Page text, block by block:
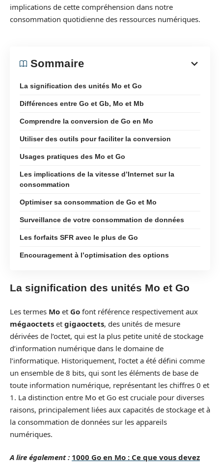
implications de cette compréhension dans notre
consommation quotidienne des ressources numériques.
Sommaire
La signification des unités Mo et Go
Différences entre Go et Gb, Mo et Mb
Comprendre la conversion de Go en Mo
Utiliser des outils pour faciliter la conversion
Usages pratiques des Mo et Go
Les implications de la vitesse d’Internet sur la
consommation
Optimiser sa consommation de Go et Mo
Surveillance de votre consommation de données
Les forfaits SFR avec le plus de Go
Encouragement à l’optimisation des options
La signification des unités Mo et Go
Les termes Mo et Go font référence respectivement aux
mégaoctets et gigaoctets, des unités de mesure
dérivées de l’octet, qui est la plus petite unité de stockage
d’information numérique dans le domaine de
l’informatique. Historiquement, l’octet a été défini comme
un ensemble de 8 bits, qui sont les éléments de base de
toute information numérique, représentant les chiffres 0 et
1. La distinction entre Mo et Go est cruciale pour diverses
raisons, principalement liées aux capacités de stockage et à
la consommation de données sur les appareils
numériques.
A lire également : 1000 Go en Mo : Ce que vous devez